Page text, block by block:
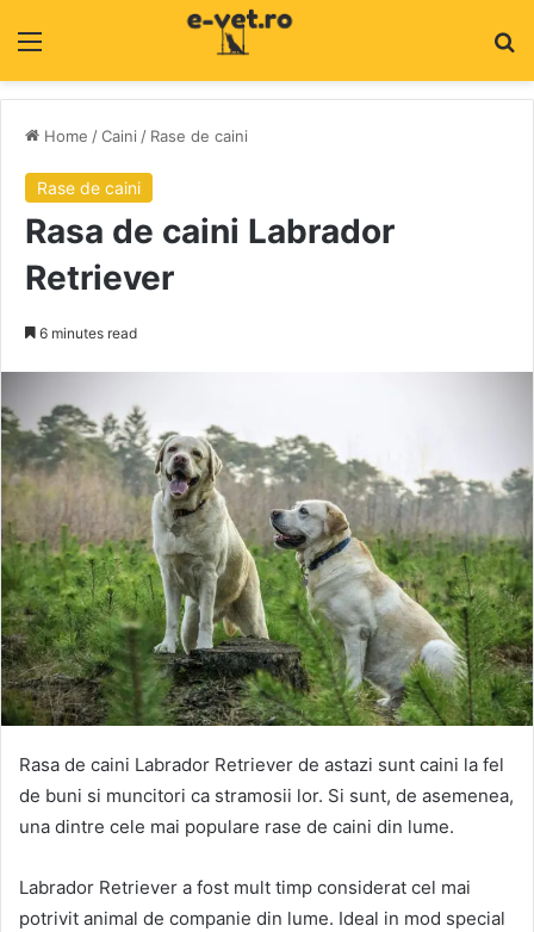
Home /Caini / Rase de caini
Rase de caini
Rasa de caini Labrador
Retriever
6 minutes read
Rasa de caini Labrador Retriever de astazi sunt caini la fel
de buni si muncitori ca stramosii lor. Si sunt, de asemenea,
una dintre cele mai populare rase de caini din lume.
Labrador Retriever a fost mult timp considerat cel mai
potrivit animal de companie din lume. Ideal in mod special